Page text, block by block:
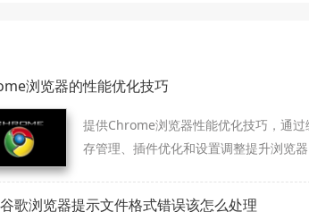
浏览器的性能优化技巧
提供Chrome浏览器性能优化技巧，通过
存管理、插件优化和设置调整提升浏览器
歌浏览器提示文件格式错误该怎么处理